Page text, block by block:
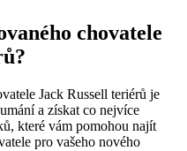
chovatele
Jack Russell teriérů je
a získat co nejvíce
které vám pomohou najít
pro vašeho nového